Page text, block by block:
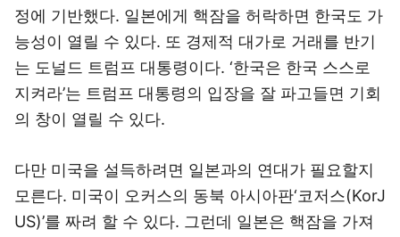
정에 기반했다. 일본에게 핵잠을 허락하면 한국도 가
능성이 열릴 수 있다. 또 경제적 대가로 거래를 반기
는 도널드 트럼프 대통령이다. ‘한국은 한국 스스로
지켜라’는 트럼프 대통령의 입장을 잘 파고들면 기회
의 창이 열릴 수 있다.
다만 미국을 설득하려면 일본과의 연대가 필요할지
모른다. 미국이 오커스의 동북 아시아판‘코저스(KorJ
US)’를 짜려 할 수 있다. 그런데 일본은 핵잠을 가져